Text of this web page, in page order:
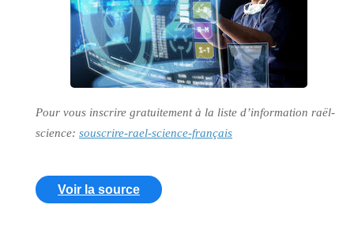
Pour vous inscrire gratuitement à la liste d’information raël-
science: souscrire-rael-science-français
Voir la source